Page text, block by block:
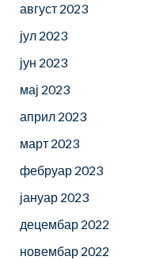
август 2023
јул 2023
јун 2023
мај 2023
април 2023
март 2023
фебруар 2023
јануар 2023
децембар 2022
новембар 2022